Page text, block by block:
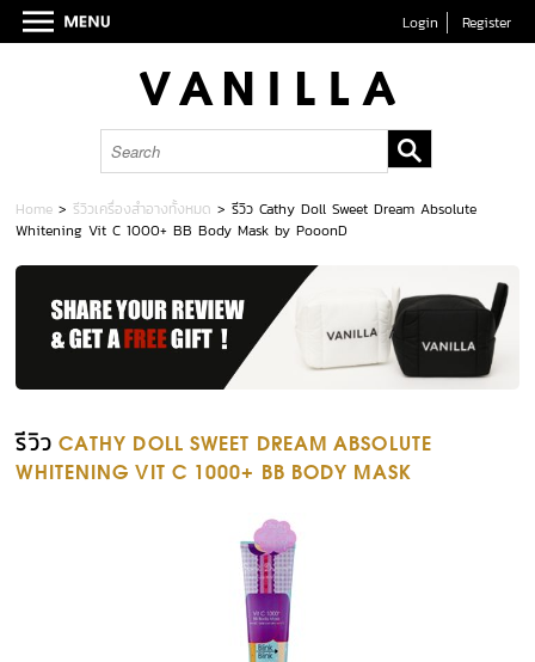
Login Register
Home >รีวิวเครื่องสำอางทั้งหมด >รีวิว Cathy Doll Sweet Dream Absolute
Whitening Vit C 1000+ BB Body Mask by PooonD
รีวิว CATHY DOLL SWEET DREAM ABSOLUTE
WHITENING VIT C 1000+ BB BODY MASK